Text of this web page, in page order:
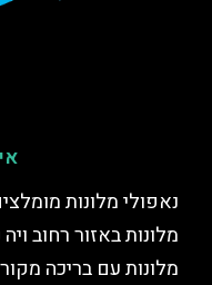
נאפולי מלונות
מלונות באזור רחוב
מלונות עם בריכה